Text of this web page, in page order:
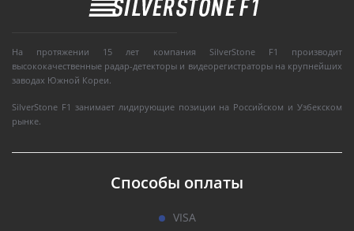
На протяжении 15 лет компания SilverStone F1 производит
высококачественные радар-детекторы и видеорегистраторы на крупнейших
заводах Южной Кореи.
SilverStone F1 занимает лидирующие позиции на Российском и Узбекском
рынке.
Способы оплаты
VISA